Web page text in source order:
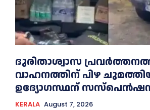
ദുരിതാശ്വാസ
വാഹനത്തിന് പിഴ
ഉദ്യോഗസ്ഥന്
KERALA August 7, 2026